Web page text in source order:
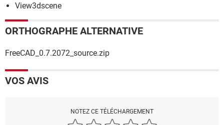
View3dscene
ORTHOGRAPHE ALTERNATIVE
FreeCAD_0.7.2072_source.zip
VOS AVIS
NOTEZ CE TÉLÉCHARGEMENT